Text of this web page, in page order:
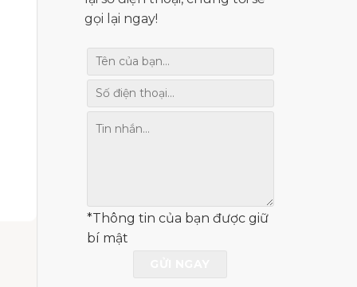
gọi lại ngay!
*Thông tin của bạn được giữ
bí mật